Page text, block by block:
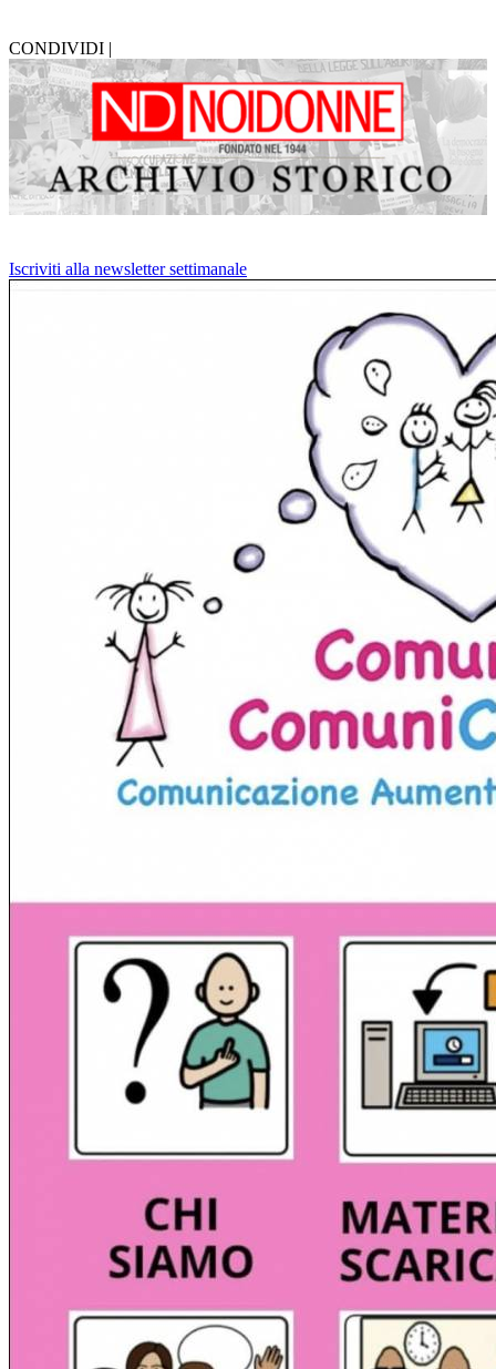
CONDIVIDI |
Iscriviti alla newsletter settimanale